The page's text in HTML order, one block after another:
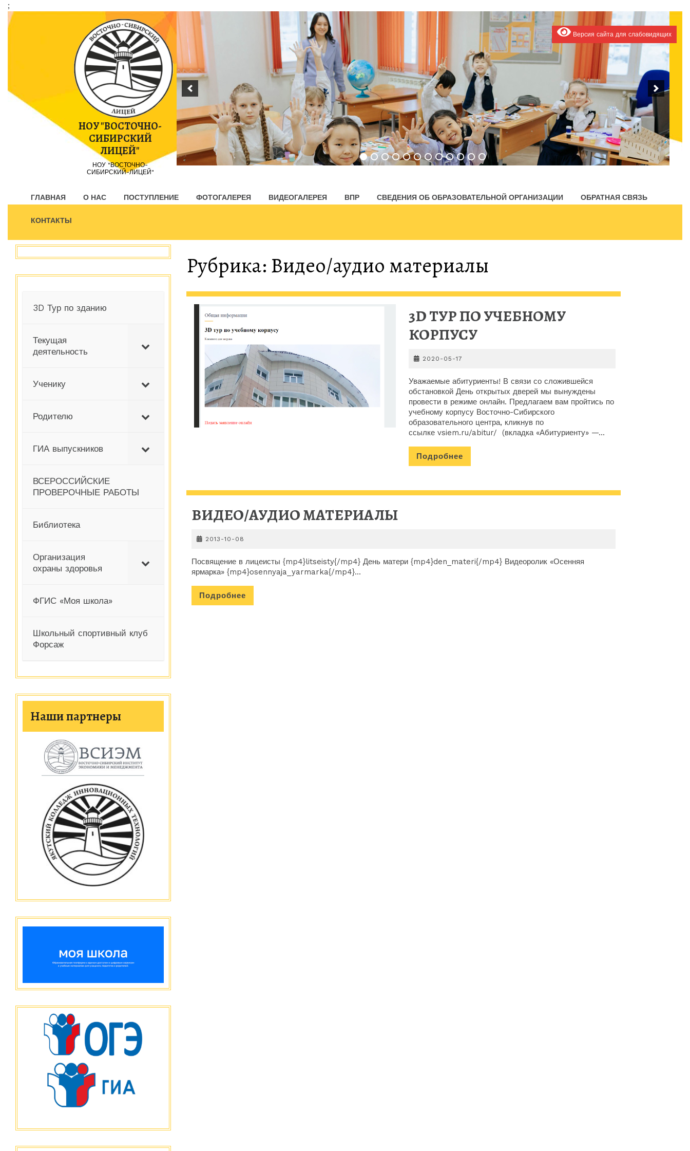
;
Пропустить
контент
НОУ "ВОСТОЧНО-
СИБИРСКИЙ
ЛИЦЕЙ"
НОУ "ВОСТОЧНО-
СИБИРСКИЙ-ЛИЦЕЙ"
Версия сайта для слабовидящих
ГЛАВНАЯ О НАС ПОСТУПЛЕНИЕ ФОТОГАЛЕРЕЯ ВИДЕОГАЛЕРЕЯ ВПР СВЕДЕНИЯ ОБ ОБРАЗОВАТЕЛЬНОЙ ОРГАНИЗАЦИИ ОБРАТНАЯ СВЯЗЬ
КОНТАКТЫ
3D Тур по зданию
Текущая
деятельность
Ученику
Родителю
ГИА выпускников
ВСЕРОССИЙСКИЕ
ПРОВЕРОЧНЫЕ РАБОТЫ
Библиотека
Организация
охраны здоровья
ФГИС «Моя школа»
Школьный спортивный клуб
Форсаж
Наши партнеры
Рубрика: Видео/аудио материалы
3D ТУР ПО УЧЕБНОМУ
КОРПУСУ3D
УЧЕБНОМУ
КОРПУСУ
2020-05-17
Уважаемые абитуриенты! В связи со сложившейся
обстановкой День открытых дверей мы вынуждены
провести в режиме онлайн. Предлагаем вам пройтись по
учебному корпусу Восточно-Сибирского
образовательного центра, кликнув по
ссылке vsiem.ru/abitur/ (вкладка «Абитуриенту» —...
ПодробнееПодробнее
ВИДЕО/АУДИО МАТЕРИАЛЫВИДЕО/
2013-10-08
Посвящение в лицеисты {mp4}litseisty{/mp4} День матери {mp4}den_materi{/mp4} Видеоролик «Осенняя
ярмарка» {mp4}osennyaja_yarmarka{/mp4}...
ПодробнееПодробнее